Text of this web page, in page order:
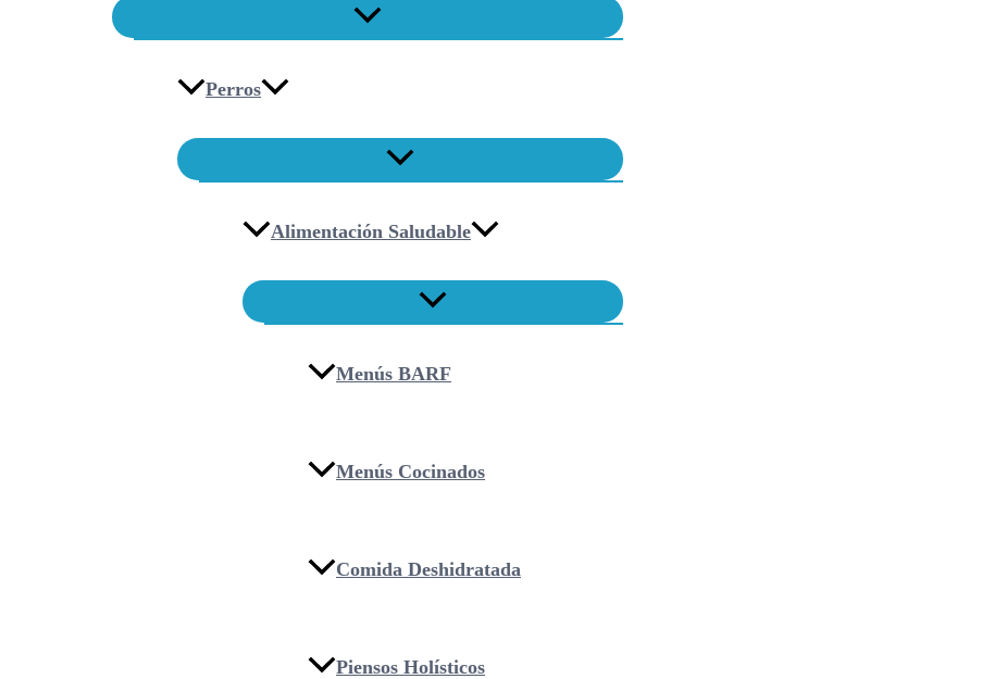
Perros
Alimentación Saludable
Menús BARF
Menús Cocinados
Comida Deshidratada
Piensos Holísticos